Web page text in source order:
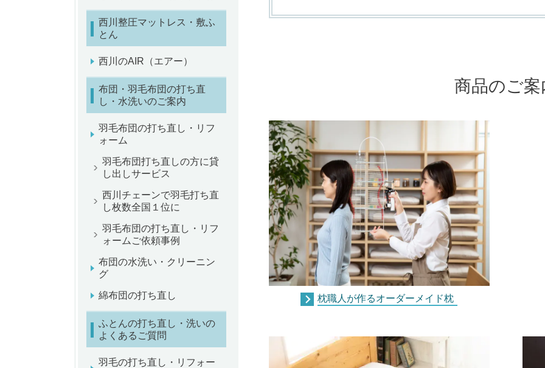
商品のご案
枕職人が作るオーダーメイド枕
西川整圧マットレス・敷ふ
とん
西川のAIR（エアー）
布団・羽毛布団の打ち直
し・水洗いのご案内
羽毛布団の打ち直し・リフ
ォーム
羽毛布団打ち直しの方に貸
し出しサービス
西川チェーンで羽毛打ち直
し枚数全国１位に
羽毛布団の打ち直し・リフ
ォームご依頼事例
布団の水洗い・クリーニン
グ
綿布団の打ち直し
ふとんの打ち直し・洗いの
よくあるご質問
羽毛の打ち直し・リフォー